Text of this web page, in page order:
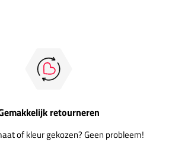
retourneren
of kleur gekozen? Geen probleem!